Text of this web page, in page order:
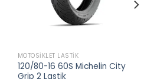
MOTOSIKLET LASTIK
120/80-16 60S Michelin City
Grip 2 Lastik